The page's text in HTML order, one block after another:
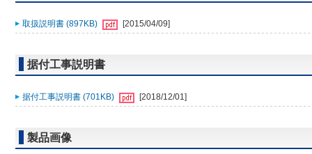
取扱説明書 (897KB) [2015/04/09]
据付工事説明書
据付工事説明書 (701KB) [2018/12/01]
製品画像